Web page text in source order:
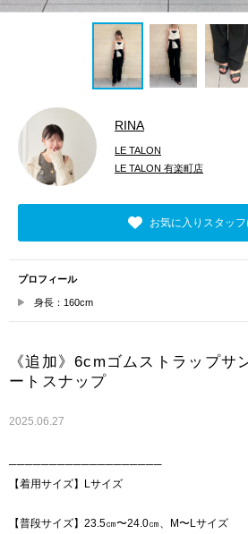
RINA
LE TALON
LE TALON 有楽町店
お気に入りスタッ
プロフィール
身長：160cm
《追加》6cmゴムストラップサ
ートスナップ
2025.06.27
───────────────────
【着用サイズ】Lサイズ
【普段サイズ】23.5㎝〜24.0㎝、M〜Lサイズ